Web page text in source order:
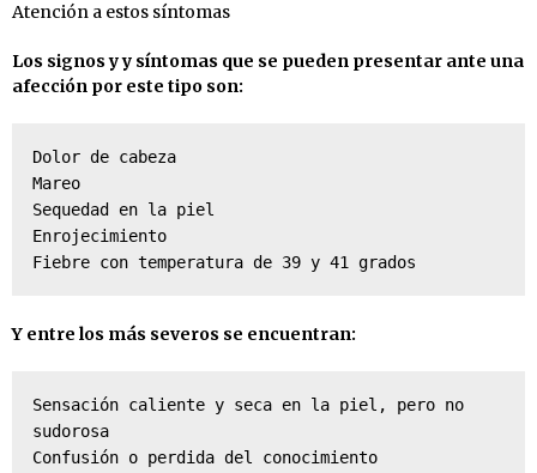
Atención a estos síntomas
Los signos y y síntomas que se pueden presentar ante una
afección por este tipo son:
Dolor de cabeza
Mareo
Sequedad en la piel
Enrojecimiento
Fiebre con temperatura de 39 y 41 grados
Y entre los más severos se encuentran:
Sensación caliente y seca en la piel, pero no
sudorosa
Confusión o perdida del conocimiento